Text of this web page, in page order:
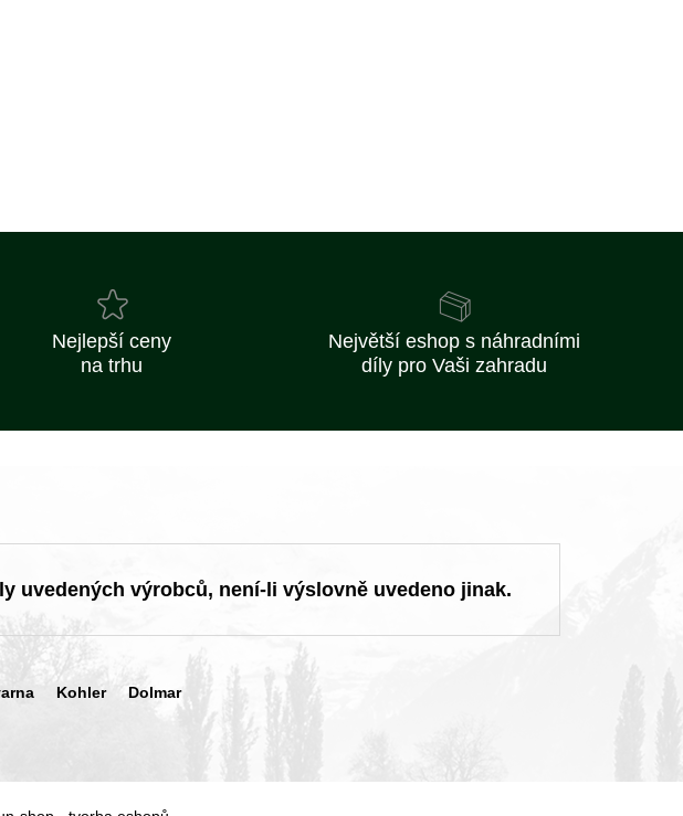
Nejlepší ceny
na trhu
Největší eshop s náhradními
díly pro Vaši zahradu
uvedených výrobců, není-li výslovně uvedeno jinak.
Kohler Dolmar